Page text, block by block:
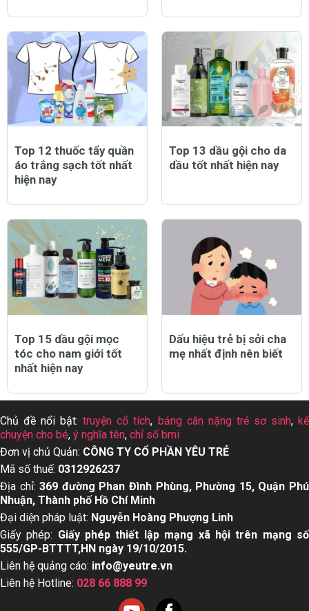
Top 12 thuốc tẩy quần
áo trắng sạch tốt nhất
hiện nay
Top 13 dầu gội cho da
dầu tốt nhất hiện nay
Top 15 dầu gội mọc
tóc cho nam giới tốt
nhất hiện nay
Dấu hiệu trẻ bị sởi cha
mẹ nhất định nên biết
Chủ đề nổi bật:truyện cổ tích, bảng cân nặng trẻ sơ sinh,kể
chuyện cho bé, ý nghĩa tên, chỉ số bmi
Đơn vị chủ Quản: CÔNG TY CỔ PHẦN YÊU TRẺ
Mã số thuế: 0312926237
Địa chỉ:369 đường Phan Đình Phùng, Phường 15, Quận Phú
Nhuận, Thành phố Hồ Chí Minh
Đại diện pháp luật: Nguyễn Hoàng Phượng Linh
Giấy phép: Giấy phép thiết lập mạng xã hội trên mạng số
555/GP-BTTTT,HN ngày 19/10/2015.
Liên hệ quảng cáo: info@yeutre.vn
Liên hệ Hotline: 028 66 888 99